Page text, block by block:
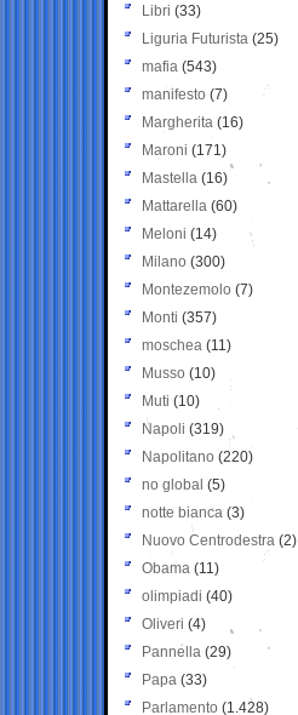
Libri (33)
Liguria Futurista (25)
mafia (543)
manifesto (7)
Margherita (16)
Maroni (171)
Mastella (16)
Mattarella (60)
Meloni (14)
Milano (300)
Montezemolo (7)
Monti (357)
moschea (11)
Musso (10)
Muti (10)
Napoli (319)
Napolitano (220)
no global (5)
notte bianca (3)
Nuovo Centrodestra (2)
Obama (11)
olimpiadi (40)
Oliveri (4)
Pannella (29)
Papa (33)
Parlamento (1.428)